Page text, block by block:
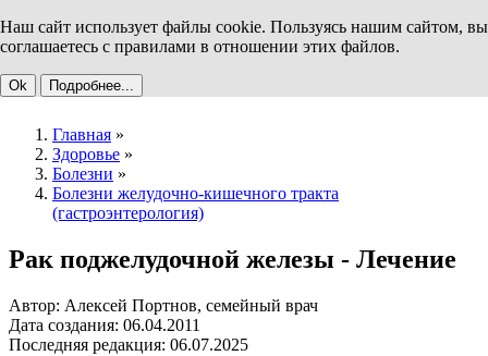
Наш сайт использует файлы cookie. Пользуясь нашим сайтом, вы
соглашаетесь с правилами в отношении этих файлов.
Ok Подробнее...
Главная »
Здоровье »
Болезни »
Болезни желудочно-кишечного тракта
(гастроэнтерология)
Рак поджелудочной железы - Лечение
Автор: Алексей Портнов, семейный врач
Дата создания: 06.04.2011
Последняя редакция: 06.07.2025